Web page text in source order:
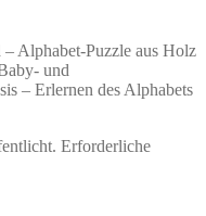
– Alphabet-Puzzle aus Holz
und
– Erlernen des Alphabets
Erforderliche